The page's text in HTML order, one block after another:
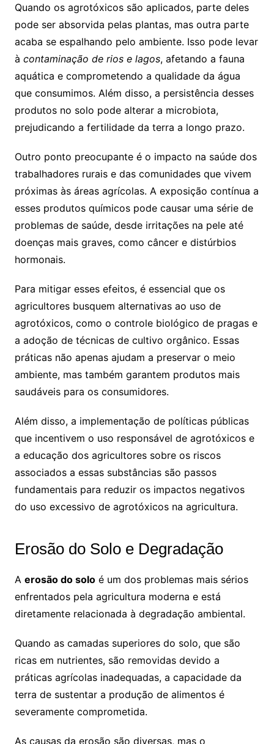
Quando os agrotóxicos são aplicados, parte deles
pode ser absorvida pelas plantas, mas outra parte
acaba se espalhando pelo ambiente. Isso pode levar
à contaminação de rios e lagos, afetando a fauna
aquática e comprometendo a qualidade da água
que consumimos. Além disso, a persistência desses
produtos no solo pode alterar a microbiota,
prejudicando a fertilidade da terra a longo prazo.
Outro ponto preocupante é o impacto na saúde dos
trabalhadores rurais e das comunidades que vivem
próximas às áreas agrícolas. A exposição contínua a
esses produtos químicos pode causar uma série de
problemas de saúde, desde irritações na pele até
doenças mais graves, como câncer e distúrbios
hormonais.
Para mitigar esses efeitos, é essencial que os
agricultores busquem alternativas ao uso de
agrotóxicos, como o controle biológico de pragas e
a adoção de técnicas de cultivo orgânico. Essas
práticas não apenas ajudam a preservar o meio
ambiente, mas também garantem produtos mais
saudáveis para os consumidores.
Além disso, a implementação de políticas públicas
que incentivem o uso responsável de agrotóxicos e
a educação dos agricultores sobre os riscos
associados a essas substâncias são passos
fundamentais para reduzir os impactos negativos
do uso excessivo de agrotóxicos na agricultura.
Erosão do Solo e Degradação
A erosão do soloé um dos problemas mais sérios
enfrentados pela agricultura moderna e está
diretamente relacionada à degradação ambiental.
Quando as camadas superiores do solo, que são
ricas em nutrientes, são removidas devido a
práticas agrícolas inadequadas, a capacidade da
terra de sustentar a produção de alimentos é
severamente comprometida.
As causas da erosão são diversas, mas o